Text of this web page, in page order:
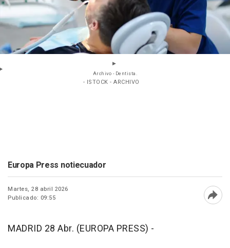
Archivo - Dentista.
- ISTOCK - ARCHIVO
Europa Press notiecuador
Martes, 28 abril 2026
Publicado: 09:55
MADRID 28 Abr. (EUROPA PRESS) -